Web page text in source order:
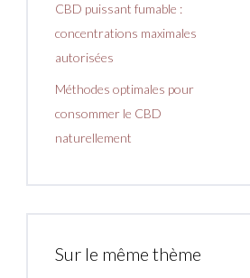
CBD puissant fumable :
concentrations maximales
autorisées
Méthodes optimales pour
consommer le CBD
naturellement
Sur le même thème